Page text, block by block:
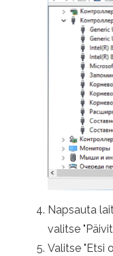
Napsauta
valitse
Valitse "Etsi